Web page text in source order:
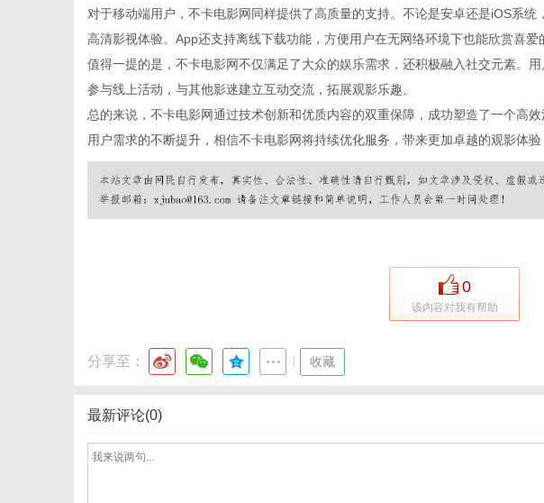
对于移动端用户，不卡电影网同样提供了高质量的支持。不论是安卓还是iOS系
高清影视体验。App还支持离线下载功能，方便用户在无网络环境下也能欣赏喜爱
值得一提的是，不卡电影网不仅满足了大众的娱乐需求，还积极融入社交元素。
参与线上活动，与其他影迷建立互动交流，拓展观影乐趣。
总的来说，不卡电影网通过技术创新和优质内容的双重保障，成功塑造了一个高
用户需求的不断提升，相信不卡电影网将持续优化服务，带来更加卓越的观影体验
0
该内容对我有帮助
分享至： 收藏
最新评论(0)